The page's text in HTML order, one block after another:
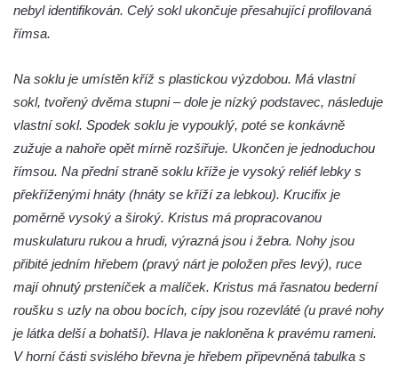
Kříž jižně od Prysku
Neugebauerův kříž východně od Sloupu v
Čechách
Kříž u kostela Zvěstování Panny Marie v
Duchcově
Údajný kříž před kostelem svatých Petra a
Pavla v Jeníkově
Kříž na návsi v Jeníkově
Kříž U Pěti lip na pastvině severovýchodně
od Mikulášovic
Kříž na rozcestí u domu čp. 123 v
Mikulášovicích
nebyl identifikován. Celý sokl ukončuje přesahující profilovaná
římsa.
Na soklu je umístěn kříž s plastickou výzdobou. Má vlastní
sokl, tvořený dvěma stupni – dole je nízký podstavec, následuje
vlastní sokl. Spodek soklu je vypouklý, poté se konkávně
zužuje a nahoře opět mírně rozšiřuje. Ukončen je jednoduchou
římsou. Na přední straně soklu kříže je vysoký reliéf lebky s
překříženými hnáty (hnáty se kříží za lebkou). Krucifix je
poměrně vysoký a široký. Kristus má propracovanou
muskulaturu rukou a hrudi, výrazná jsou i žebra. Nohy jsou
přibité jedním hřebem (pravý nárt je položen přes levý), ruce
mají ohnutý prsteníček a malíček. Kristus má řasnatou bederní
roušku s uzly na obou bocích, cípy jsou rozevláté (u pravé nohy
je látka delší a bohatší). Hlava je nakloněna k pravému rameni.
V horní části svislého břevna je hřebem připevněná tabulka s